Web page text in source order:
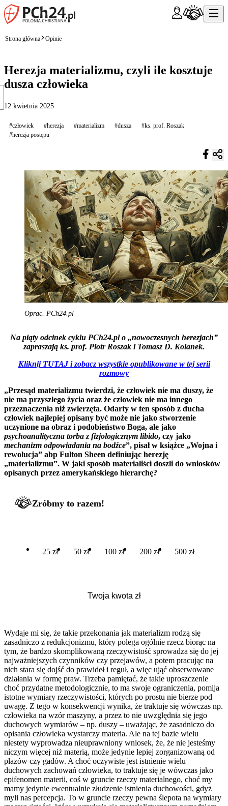
Strona główna Opinie
Herezja materializmu, czyli ile kosztuje
dusza człowieka
12 kwietnia 2025
#człowiek #herezja #materializm #dusza
#ks. prof. Roszak
#herezja postępu
Oprac. PCh24.pl
Na piąty odcinek cyklu PCh24.pl o „nowoczesnych herezjach”
zapraszają ks. prof. Piotr Roszak i Tomasz D. Kolanek.
Kliknij TUTAJ i zobacz wszystkie opublikowane w tej serii
rozmowy
„Przesąd materializmu twierdzi, że człowiek nie ma duszy, że
nie ma przyszłego życia oraz że człowiek nie ma innego
przeznaczenia niż zwierzęta. Odarty w ten sposób z ducha
człowiek najlepiej opisany być może nie jako stworzenie
uczynione na obraz i podobieństwo Boga, ale jako
psychoanalityczna torba z fizjologicznym libido, czy jako
mechanizm odpowiadania na bodźce”, pisał w książce „Wojna i
rewolucja” abp Fulton Sheen definiując herezję
„materializmu”. W jaki sposób materialiści doszli do wniosków
opisanych przez amerykańskiego hierarchę?
Zróbmy to razem!
25 zł 50 zł 100 zł 200 zł 500 zł
Wydaje mi się, że takie przekonania jak materializm rodzą się
zasadniczo z redukcjonizmu, który polega ogólnie rzecz biorąc na
tym, że bardzo skomplikowaną rzeczywistość sprowadza się do jej
najważniejszych czynników czy przejawów, a potem pracując na
nich stara się dojść do prawideł i reguł, a więc ująć obserwowane
działania w formę praw. Trzeba pamiętać, że takie uproszczenie
choć przydatne metodologicznie, to ma swoje ograniczenia, pomija
istotne wymiary rzeczywistości, których po prostu nie bierze pod
uwagę. Z tego w konsekwencji wynika, że traktuje się wówczas np.
człowieka na wzór maszyny, a przez to nie uwzględnia się jego
duchowych wymiarów – np. duszy – uważając, że zasadniczo do
opisania człowieka wystarczy materia. Ale na tej bazie wielu
niestety wyprowadza nieuprawniony wniosek, że, że nie jesteśmy
niczym więcej niż materią, może jedynie lepiej zorganizowaną od
płazów czy gadów. A choć oczywiste jest istnienie wielu
duchowych zachowań człowieka, to traktuje się je wówczas jako
epifenomen materii, coś w gruncie rzeczy materialnego, choć my
mamy jedynie ewentualnie złudzenie istnienia duchowości, gdyż
myli nas percepcja. To w gruncie rzeczy pewna ślepota na wymiary